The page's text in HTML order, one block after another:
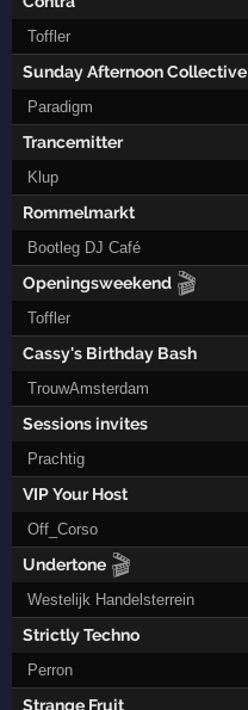
Toffler
Sunday Afternoon Collective
Paradigm
Trancemitter
Klup
Rommelmarkt
Bootleg DJ Café
Openingsweekend 🎬
Toffler
Cassy's Birthday Bash
TrouwAmsterdam
Sessions invites
Prachtig
VIP Your Host
Off_Corso
Undertone 🎬
Westelijk Handelsterrein
Strictly Techno
Perron
Strange Fruit